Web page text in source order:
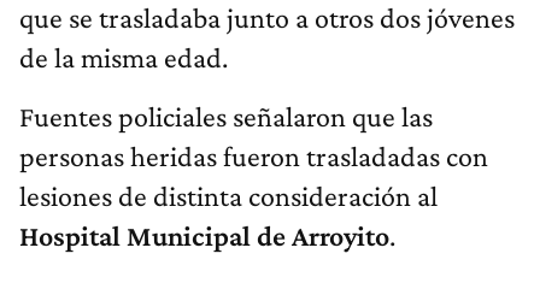
que se trasladaba junto a otros dos jóvenes
de la misma edad.
Fuentes policiales señalaron que las
personas heridas fueron trasladadas con
lesiones de distinta consideración al
Hospital Municipal de Arroyito.